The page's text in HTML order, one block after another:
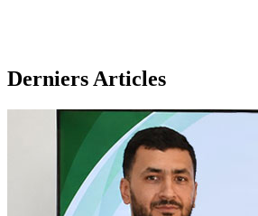
Derniers Articles